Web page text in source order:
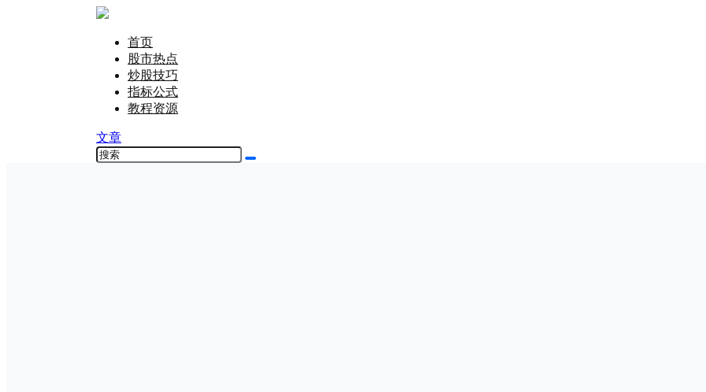
首页
股市热点
炒股技巧
指标公式
教程资源
文章